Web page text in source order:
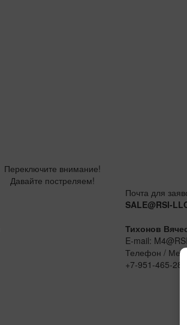
Переключите внимание!
Давайте постреляем!
Почта для
SALE@RSI-
Тихонов
E-mail:
Телефон /
+7-951-465-